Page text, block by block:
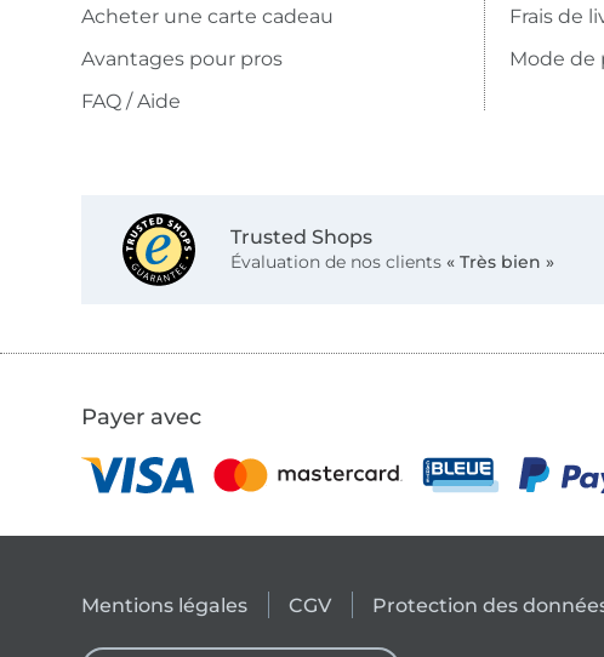
Acheter une carte cadeau
Avantages pour pros
FAQ / Aide
Frais de
Mode de
Trusted Shops
Évaluation de nos clients « Très bien »
Payer avec
Mentions légales CGV Protection des